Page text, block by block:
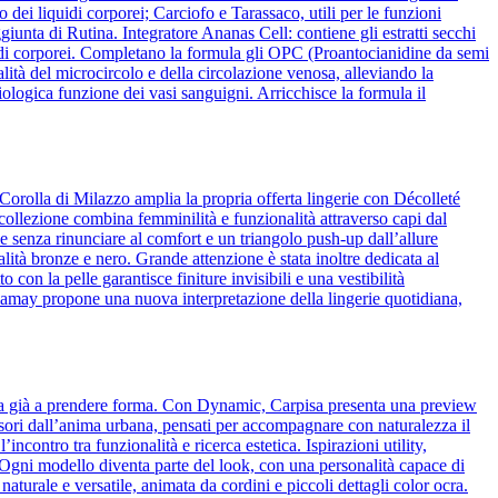
dei liquidi corporei; Carciofo e Tarassaco, utili per le funzioni
di Rutina. Integratore Ananas Cell: contiene gli estratti secchi
corporei. Completano la formula gli OPC (Proantocianidine da semi
del microcircolo e della circolazione venosa, alleviando la
funzione dei vasi sanguigni. Arricchisce la formula il
di Milazzo amplia la propria offerta lingerie con Décolleté
combina femminilità e funzionalità attraverso capi dal
senza rinunciare al comfort e un triangolo push-up dall’allure
bronze e nero. Grande attenzione è stata inoltre dedicata al
con la pelle garantisce finiture invisibili e una vestibilità
propone una nuova interpretazione della lingerie quotidiana,
a prendere forma. Con Dynamic, Carpisa presenta una preview
dall’anima urbana, pensati per accompagnare con naturalezza il
tra funzionalità e ricerca estetica. Ispirazioni utility,
modello diventa parte del look, con una personalità capace di
e versatile, animata da cordini e piccoli dettagli color ocra.